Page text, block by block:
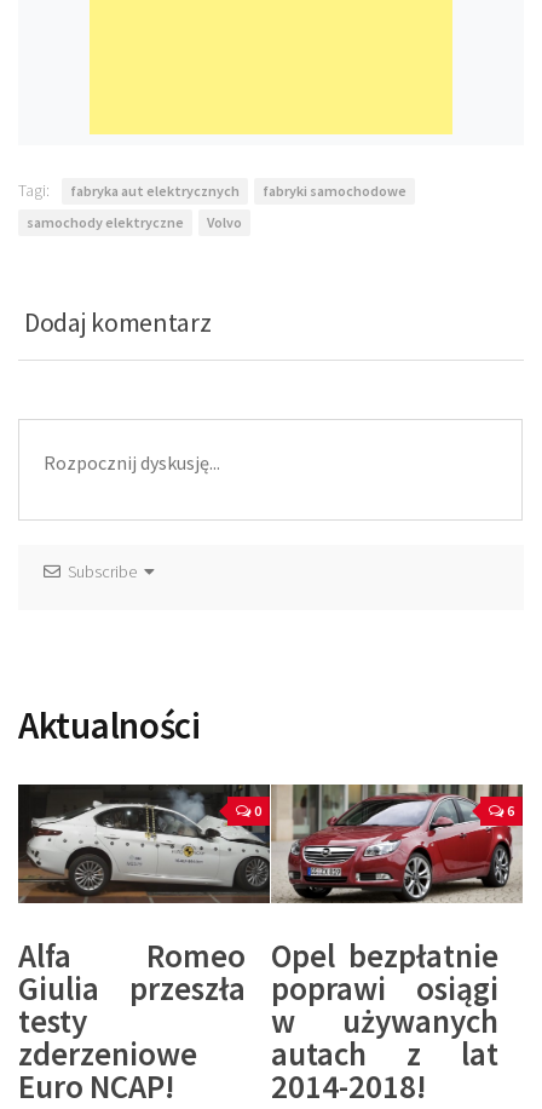
Tagi: fabryka aut elektrycznych
fabryki samochodowe
samochody elektryczne
Volvo
Dodaj komentarz
Subscribe
Aktualności
0
Alfa Romeo
Giulia przeszła
testy
zderzeniowe
Euro NCAP!
6
Opel bezpłatnie
poprawi osiągi
w używanych
autach z lat
2014-2018!